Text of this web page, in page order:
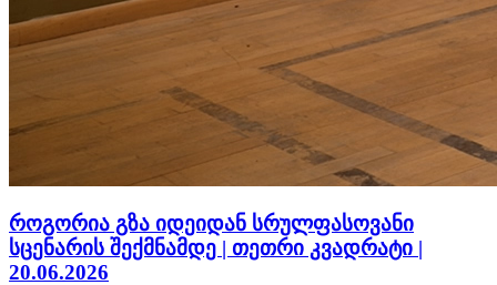
როგორია გზა იდეიდან სრულფასოვანი
სცენარის შექმნამდე | თეთრი კვადრატი |
20.06.2026